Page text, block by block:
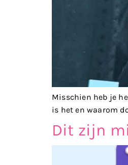
Misschien heb je
is het en waarom
Dit zijn